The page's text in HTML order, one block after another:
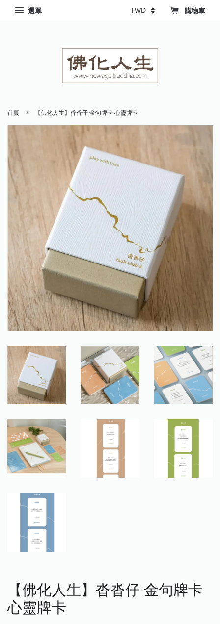
選單 購物車
首頁 › 【佛化人生】沓沓仔 金句牌卡 心靈牌卡
【佛化人生】沓沓仔 金句牌卡
心靈牌卡